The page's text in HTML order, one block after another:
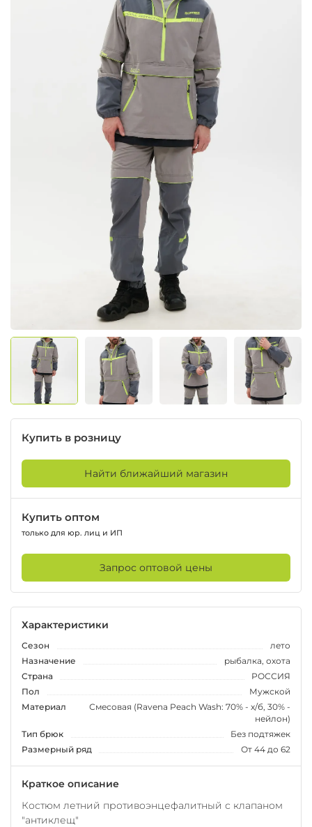
Купить в розницу
Найти ближайший магазин
Купить оптом
только для юр. лиц и ИП
Запрос оптовой цены
Характеристики
Сезон
лето
Назначение
рыбалка, охота
Страна
РОССИЯ
Пол
Мужской
Материал
Смесовая (Ravena Peach Wash: 70% - х/б, 30% -
нейлон)
Тип брюк
Без подтяжек
Размерный ряд
От 44 до 62
Краткое описание
Костюм летний противоэнцефалитный с клапаном
"антиклещ"